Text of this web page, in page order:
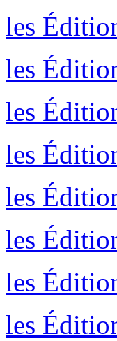
les
les
les
les
les
les
les
les